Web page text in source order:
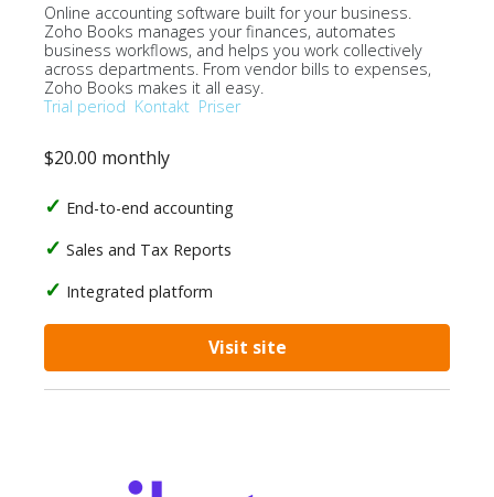
Online accounting software built for your business.
Zoho Books manages your finances, automates
business workflows, and helps you work collectively
across departments. From vendor bills to expenses,
Zoho Books makes it all easy.
Trial period Kontakt Priser
$20.00 monthly
End-to-end accounting
Sales and Tax Reports
Integrated platform
Visit site